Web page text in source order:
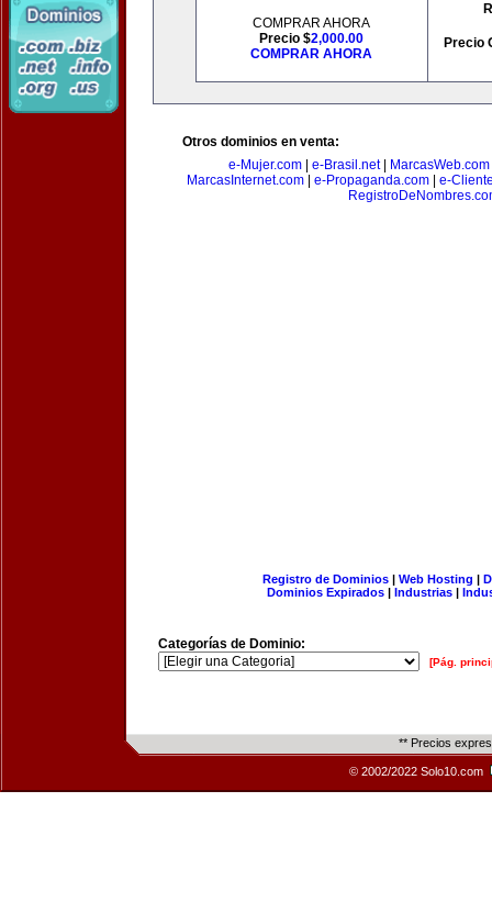
COMPRAR AHORA
Precio $2,000.00
COMPRAR AHORA
Precio
Otros dominios en venta:
e-Mujer.com| e-Brasil.net| MarcasWeb.com
MarcasInternet.com| e-Propaganda.com| e-
Registro de Dominios| Web Hosting |
Dominios Expirados | Industrias |
Categorías de Dominio:
[Pág.
** Precios
© 2002/2022 Solo10.com